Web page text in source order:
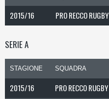
2015/16 PRO RECCO RUGBY
SERIE A
STAGIONE SQUADRA
2015/16 PRO RECCO RUGBY